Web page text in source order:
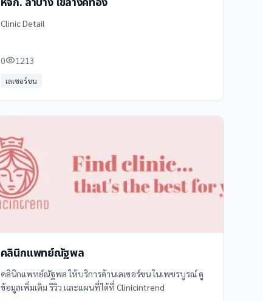
Clinic Detail
0 1213
เลเซอร์ขน
คลินิกแพทย์ณัฐพล
คลินิกแพทย์ณัฐพล ให้บริการด้านเลเซอร์ขน ในเพชรบูรณ์ ดู
ข้อมูลเพิ่มเติม รีวิว และแผนที่ได้ที่ Clinicintrend